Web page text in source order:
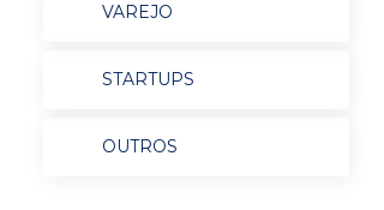
VAREJO
STARTUPS
OUTROS